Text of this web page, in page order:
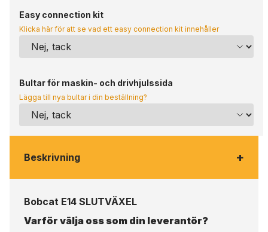
Easy connection kit
Klicka här för att se vad ett easy connection kit innehåller
Bultar för maskin- och drivhjulssida
Lägga till nya bultar i din beställning?
Beskrivning +
Bobcat E14 SLUTVÄXEL
Varför välja oss som din leverantör?